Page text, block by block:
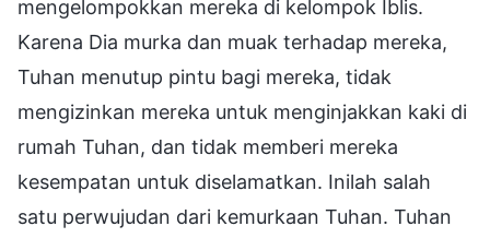
mengelompokkan mereka di kelompok Iblis.
Karena Dia murka dan muak terhadap mereka,
Tuhan menutup pintu bagi mereka, tidak
mengizinkan mereka untuk menginjakkan kaki di
rumah Tuhan, dan tidak memberi mereka
kesempatan untuk diselamatkan. Inilah salah
satu perwujudan dari kemurkaan Tuhan. Tuhan